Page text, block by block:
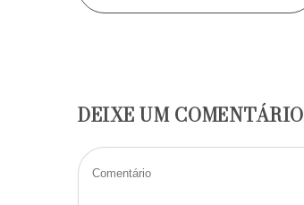
DEIXE UM COMENTÁRIO